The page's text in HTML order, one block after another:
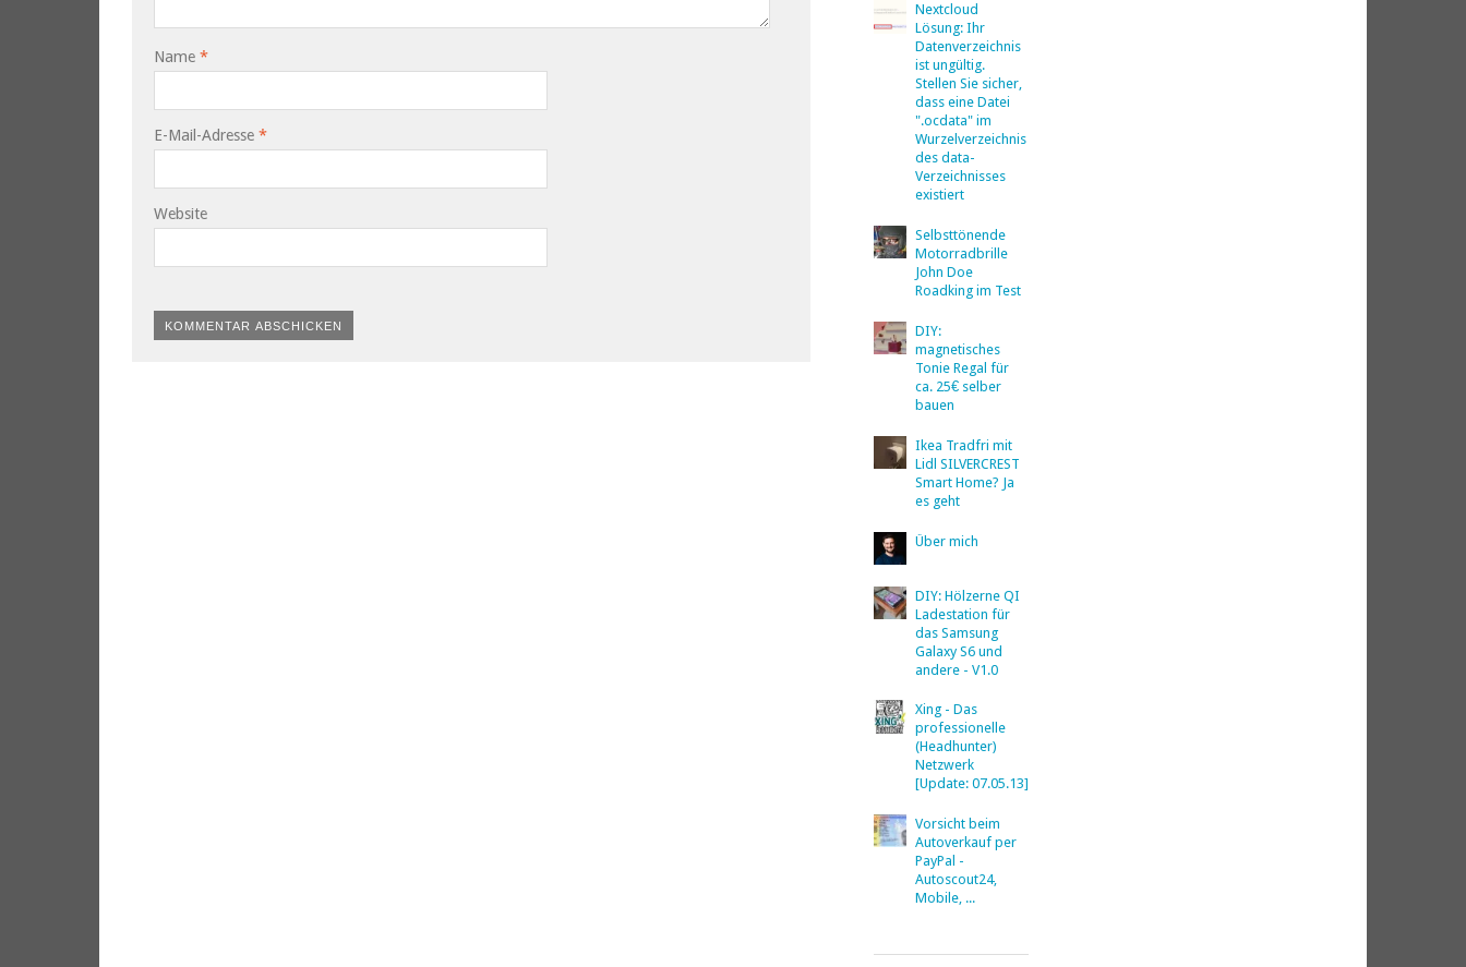
Name *
E-Mail-Adresse *
Website
Nextcloud
Lösung: Ihr
Datenverzeichnis
ist ungültig.
Stellen Sie sicher,
dass eine Datei
".ocdata" im
Wurzelverzeichnis
des data-
Verzeichnisses
existiert
Selbsttönende
Motorradbrille
John Doe
Roadking im Test
DIY:
magnetisches
Tonie Regal für
ca. 25€ selber
bauen
Ikea Tradfri mit
Lidl SILVERCREST
Smart Home? Ja
es geht
Über mich
DIY: Hölzerne QI
Ladestation für
das Samsung
Galaxy S6 und
andere - V1.0
Xing - Das
professionelle
(Headhunter)
Netzwerk
[Update: 07.05.13]
Vorsicht beim
Autoverkauf per
PayPal -
Autoscout24,
Mobile, ...